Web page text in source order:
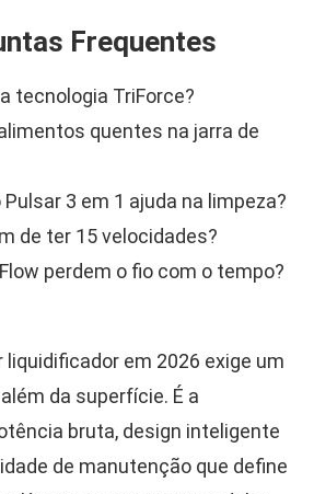
Frequentes
tecnologia TriForce?
quentes na jarra de
3 em 1 ajuda na limpeza?
de ter 15 velocidades?
perdem o fio com o tempo?
liquidificador em 2026 exige um
da superfície. É a
bruta, design inteligente
de manutenção que define